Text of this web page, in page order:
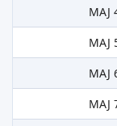
MAJ
MAJ
MAJ
MAJ